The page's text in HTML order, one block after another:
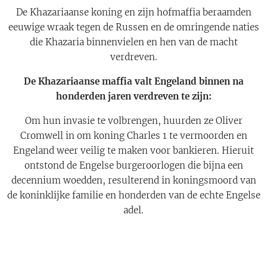
De Khazariaanse koning en zijn hofmaffia beraamden
eeuwige wraak tegen de Russen en de omringende naties
die Khazaria binnenvielen en hen van de macht
verdreven.
De Khazariaanse maffia valt Engeland binnen na
honderden jaren verdreven te zijn:
Om hun invasie te volbrengen, huurden ze Oliver
Cromwell in om koning Charles 1 te vermoorden en
Engeland weer veilig te maken voor bankieren. Hieruit
ontstond de Engelse burgeroorlogen die bijna een
decennium woedden, resulterend in koningsmoord van
de koninklijke familie en honderden van de echte Engelse
adel.